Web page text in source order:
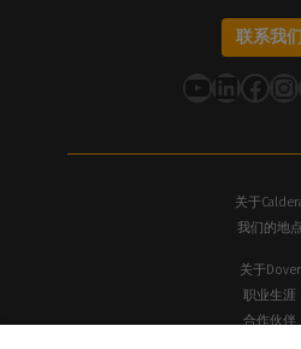
联系我们
YouTube
在 Facebook 上
关于
我们的地点
关于Dover
职业生涯
合作伙伴